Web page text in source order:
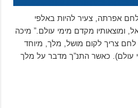
אפרתה, צעיר להיות באלפי
ומוצאותיו מקדם מימי עולם.” מיכה
לחם צריך לקום מושל, מלך, מיוחד
עולם). כאשר התנ”ך מדבר על מלך